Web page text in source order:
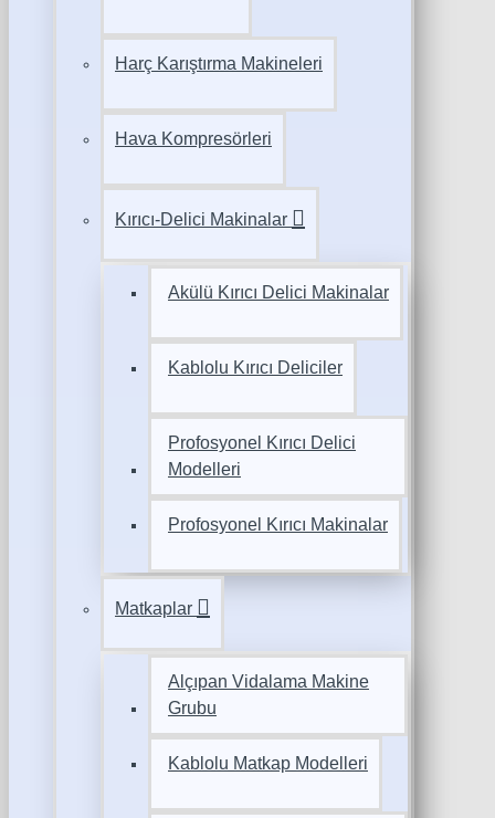
Harç Karıştırma Makineleri
Hava Kompresörleri
Kırıcı-Delici Makinalar
Akülü Kırıcı Delici Makinalar
Kablolu Kırıcı Deliciler
Profosyonel Kırıcı Delici
Modelleri
Profosyonel Kırıcı Makinalar
Matkaplar
Alçıpan Vidalama Makine
Grubu
Kablolu Matkap Modelleri